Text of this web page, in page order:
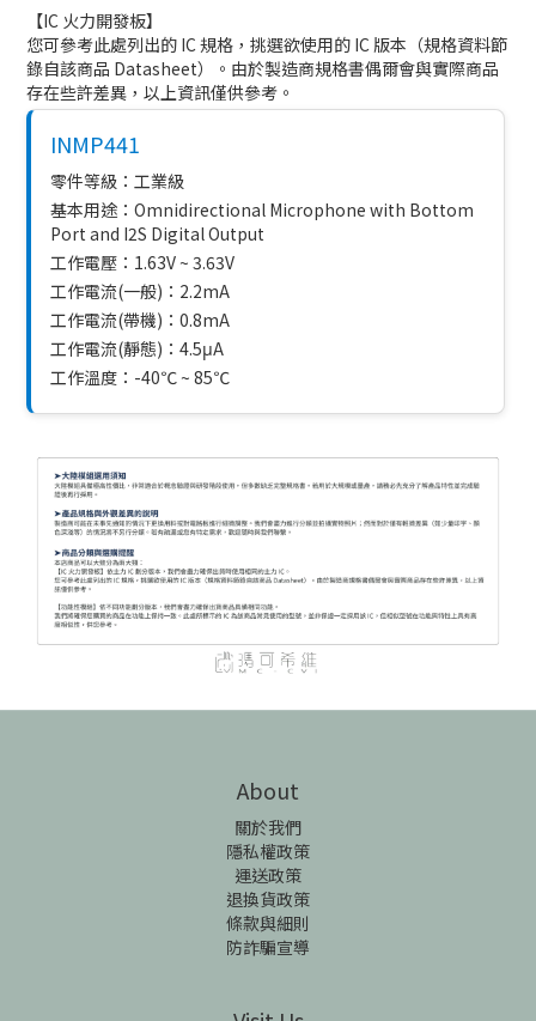
【IC 火力開發板】
您可參考此處列出的 IC 規格，挑選欲使用的 IC 版本（規格資料節
錄自該商品 Datasheet）。由於製造商規格書偶爾會與實際商品
存在些許差異，以上資訊僅供參考。
INMP441
零件等級：工業級
基本用途：Omnidirectional Microphone with Bottom
Port and I2S Digital Output
工作電壓：1.63V ~ 3.63V
工作電流(一般)：2.2mA
工作電流(帶機)：0.8mA
工作電流(靜態)：4.5μA
工作溫度：-40℃ ~ 85℃
About
關於我們
隱私權政策
運送政策
退換貨政策
條款與細則
防詐騙宣導